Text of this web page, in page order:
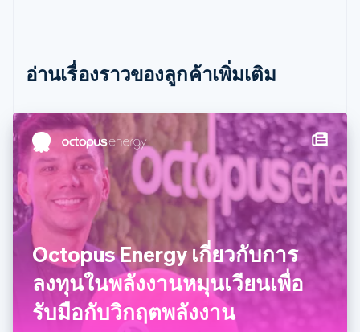
อ่านเรื่องราวของลูกค้าเพิ่มเติม
Octopus Energy เกี่ยวกับการ
ลงทุนในพลังงานหมุนเวียนเพื่อ
รับมือกับวิกฤตพลังงาน
ญี่ปุ่น
日本語English
ไทย
ไทยEnglish
นอร์เวย์
English
นิวซีแลนด์
English
เนเธอร์แลนด์
Nederlands English
บราซิล
Português English
บัลแกเรีย
English
เบลเยียม